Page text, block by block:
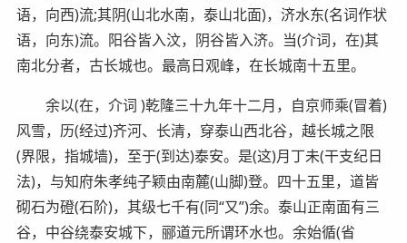
语，向西)流;其阴(山北水南，泰山北面)，济水东(名词作状
语，向东)流。阳谷皆入汶，阴谷皆入济。当(介词，在)其
南北分者，古长城也。最高日观峰，在长城南十五里。
余以(在，介词 )乾隆三十九年十二月，自京师乘(冒着)
风雪，历(经过)齐河、长清，穿泰山西北谷，越长城之限
(界限，指城墙)，至于(到达)泰安。是(这)月丁未(干支纪日
法)，与知府朱孝纯子颖由南麓(山脚)登。四十五里，道皆
砌石为磴(石阶)，其级七千有(同“又”)余。泰山正南面有三
谷，中谷绕泰安城下，郦道元所谓环水也。余始循(省